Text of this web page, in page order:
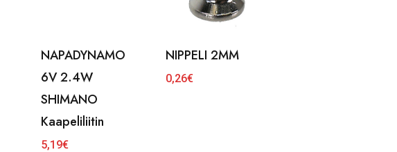
NAPADYNAMO
6V 2.4W
SHIMANO
Kaapeliliitin
5,19€
NIPPELI 2MM
0,26€